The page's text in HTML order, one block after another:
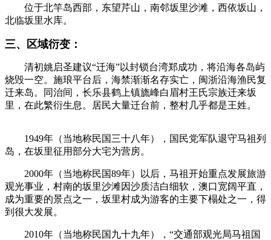
位于北竿岛西部，东望芹山，南邻坂里沙滩，西依坂山，
北临坂里水库。
三、区域衍变：
清初姚启圣建议“迁海”以封锁台湾郑成功，将沿海各岛屿
烧毁一空。施琅平台后，海禁渐渐名存实亡，闽浙沿海渔民复
迁来岛。同治间，长乐县鹤上镇旒峰白眉村王氏宗族迁来坂
里，在此繁衍生息。居民大量迁台前，整村几乎都是王姓。
1949年（当地称民国三十八年），国民党军队退守马祖列
岛，在坂里征用部分大宅为营房。
2000年（当地称民国89年）以后，马祖开始重点发展旅游
观光事业，村南的坂里沙滩因沙质洁白细软，澳口宽阔平直，
成为重要的景点之一，坂里村成为游客的主要下榻处之一，得
到很大发展。
2010年（当地称民国九十九年），“交通部观光局马祖国